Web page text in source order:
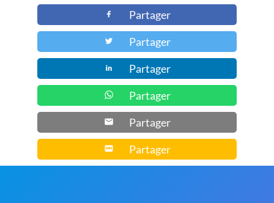
être
choisies
la
page
produit
Partager
Partager
Partager
Partager
Partager
Partager